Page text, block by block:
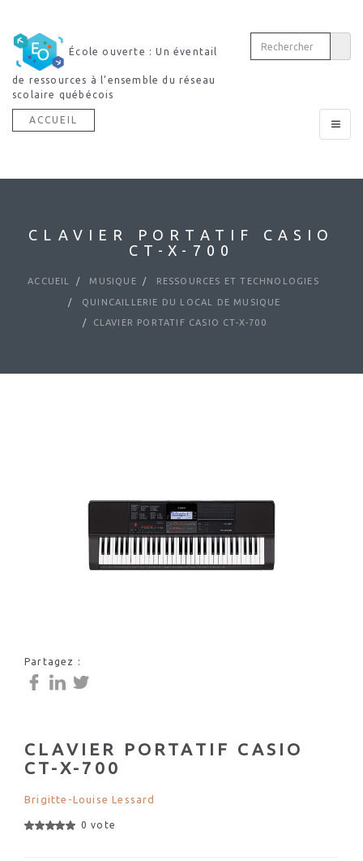
École ouverte : Un éventail
de ressources à l’ensemble du réseau
scolaire québécois
Toggle
ACCUEIL
CLAVIER PORTATIF CASIO
CT-X-700
ACCUEIL MUSIQUE RESSOURCES ET TECHNOLOGIES
QUINCAILLERIE DU LOCAL DE MUSIQUE
CLAVIER PORTATIF CASIO CT-X-700
Partagez :
CLAVIER PORTATIF CASIO
CT-X-700
Brigitte-Louise Lessard
0 vote